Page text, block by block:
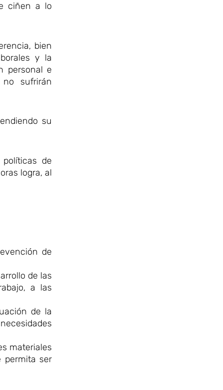
ciñen a lo
bien
y la
personal e
sufrirán
su
políticas de
logra, al
de
de las
a las
de la
materiales
permita ser